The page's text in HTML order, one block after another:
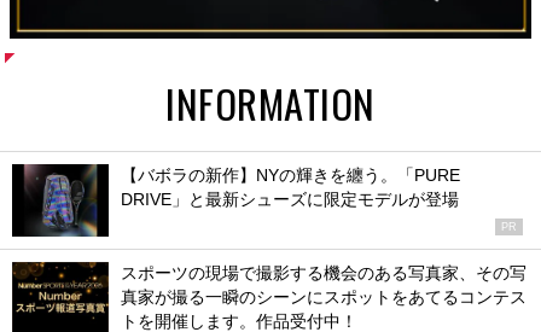
INFORMATION
【バボラの新作】NYの輝きを纏う。「PURE
DRIVE」と最新シューズに限定モデルが登場
PR
スポーツの現場で撮影する機会のある写真家、その写
真家が撮る一瞬のシーンにスポットをあてるコンテス
トを開催します。作品受付中！